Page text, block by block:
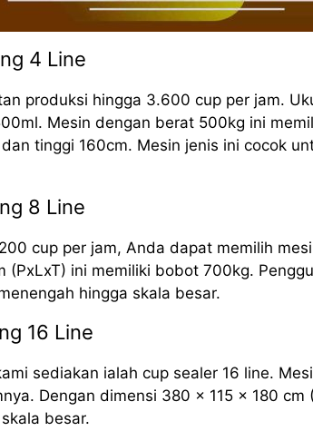
4 Line
produksi hingga 3.600 cup per jam.
Mesin dengan berat 500kg ini
tinggi 160cm. Mesin jenis ini cocok
8 Line
cup per jam, Anda dapat memilih
ini memiliki bobot 700kg.
hingga skala besar.
16 Line
sediakan ialah cup sealer 16 line.
Dengan dimensi 380 x 115 x 180
besar.